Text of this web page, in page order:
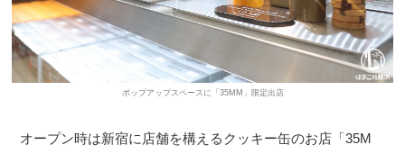
ポップアップスペースに「35MM」限定出店
オープン時は新宿に店舗を構えるクッキー缶のお店「35M